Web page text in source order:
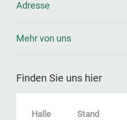
Adresse
Mehr von uns
Finden Sie uns hier
Halle Stand